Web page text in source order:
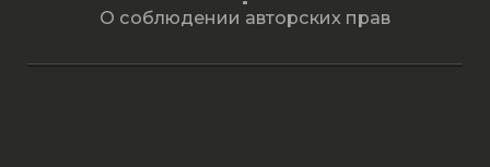
О соблюдении авторских прав